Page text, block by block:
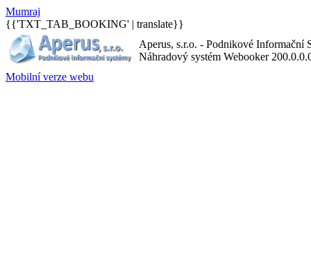
Mumraj
{{'TXT_TAB_BOOKING' | translate}}
Aperus, s.r.o. - Podnikové Informační
Náhradový systém Webooker
Mobilní verze webu